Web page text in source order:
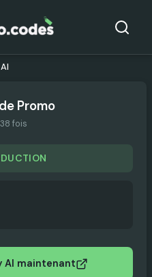
Promo
fois
AI maintenant